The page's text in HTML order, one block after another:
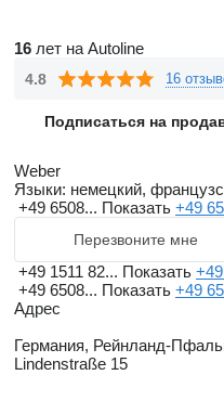
16 лет на Autoline
4.8 16
Подписаться на
Weber
Языки: немецкий,
+49 6508... Показать +49
Перезвоните мне
+49 1511 82... Показать
+49 6508... Показать +49
Адрес
Германия, Рейнланд-
Lindenstraße 15